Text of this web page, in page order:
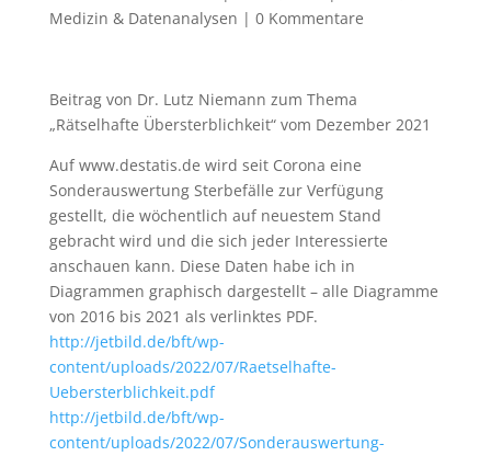
Medizin & Datenanalysen | 0 Kommentare
Beitrag von Dr. Lutz Niemann zum Thema
„Rätselhafte Übersterblichkeit“ vom Dezember 2021
Auf www.destatis.de wird seit Corona eine
Sonderauswertung Sterbefälle zur Verfügung
gestellt, die wöchentlich auf neuestem Stand
gebracht wird und die sich jeder Interessierte
anschauen kann. Diese Daten habe ich in
Diagrammen graphisch dargestellt – alle Diagramme
von 2016 bis 2021 als verlinktes PDF.
http://jetbild.de/bft/wp-
content/uploads/2022/07/Raetselhafte-
Uebersterblichkeit.pdf
http://jetbild.de/bft/wp-
content/uploads/2022/07/Sonderauswertung-